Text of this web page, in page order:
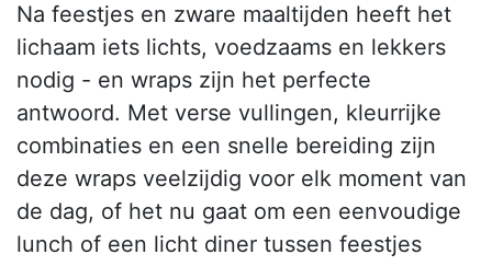
Na feestjes en zware maaltijden heeft het
lichaam iets lichts, voedzaams en lekkers
nodig - en wraps zijn het perfecte
antwoord. Met verse vullingen, kleurrijke
combinaties en een snelle bereiding zijn
deze wraps veelzijdig voor elk moment van
de dag, of het nu gaat om een eenvoudige
lunch of een licht diner tussen feestjes